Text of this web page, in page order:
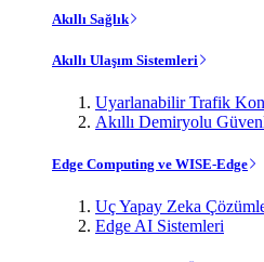
Akıllı Sağlık
Akıllı Ulaşım Sistemleri
Uyarlanabilir Trafik
Akıllı Demiryolu
Edge Computing ve WISE-Edge
Uç Yapay Zeka
Edge AI Sistemleri